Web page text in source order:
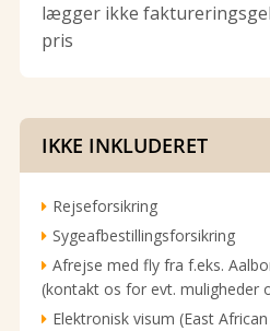
lægger ikke
pris
IKKE INKLUDERET
Rejseforsikring
Sygeafbestillingsforsikring
Afrejse med fly fra f.eks.
(kontakt os for evt. muligheder
Elektronisk visum (East